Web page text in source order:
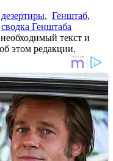
дезертиры, Генштаб,
сводка Генштаба
текст и
этом редакции.